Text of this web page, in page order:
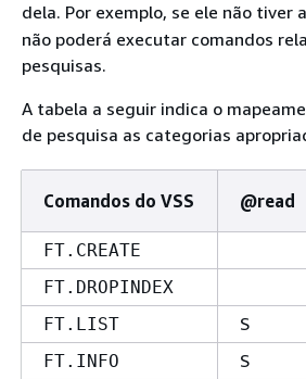
dela. Por exemplo, se ele não tiver
não poderá executar comandos
pesquisas.
A tabela a seguir indica o
de pesquisa as categorias
Comandos do VSS @read
FT.CREATE
FT.DROPINDEX
FT.LIST S
FT.INFO S